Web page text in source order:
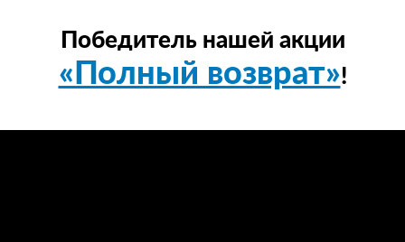
Победитель нашей акции
«Полный возврат»!